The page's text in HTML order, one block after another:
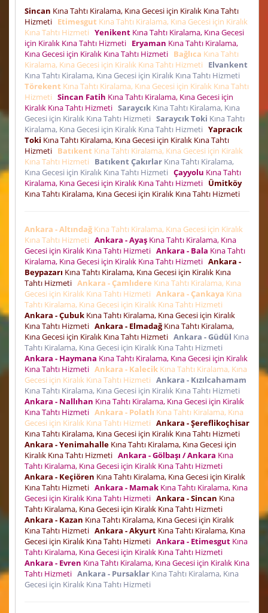
Sincan Kına Tahtı Kiralama, Kına Gecesi için Kiralık Kına Tahtı
Hizmeti Etimesgut Kına Tahtı Kiralama, Kına Gecesi için Kiralık
Kına Tahtı Hizmeti Yenikent Kına Tahtı Kiralama, Kına Gecesi
için Kiralık Kına Tahtı Hizmeti Eryaman Kına Tahtı Kiralama,
Kına Gecesi için Kiralık Kına Tahtı Hizmeti Bağlıca Kına Tahtı
Kiralama, Kına Gecesi için Kiralık Kına Tahtı Hizmeti
Elvankent
Kına Tahtı Kiralama, Kına Gecesi için Kiralık Kına Tahtı Hizmeti
Törekent Kına Tahtı Kiralama, Kına Gecesi için Kiralık Kına Tahtı
Hizmeti Sincan Fatih Kına Tahtı Kiralama, Kına Gecesi için
Kiralık Kına Tahtı Hizmeti Saraycık Kına Tahtı Kiralama, Kına
Gecesi için Kiralık Kına Tahtı Hizmeti Saraycık Toki Kına Tahtı
Kiralama, Kına Gecesi için Kiralık Kına Tahtı Hizmeti Yapracık
Toki Kına Tahtı Kiralama, Kına Gecesi için Kiralık Kına Tahtı
Hizmeti Batıkent Kına Tahtı Kiralama, Kına Gecesi için Kiralık
Kına Tahtı Hizmeti
Batıkent Çakırlar Kına Tahtı Kiralama,
Kına Gecesi için Kiralık Kına Tahtı Hizmeti Çayyolu Kına Tahtı
Kiralama, Kına Gecesi için Kiralık Kına Tahtı Hizmeti Ümitköy
Kına Tahtı Kiralama, Kına Gecesi için Kiralık Kına Tahtı Hizmeti
Ankara - Altındağ Kına Tahtı Kiralama, Kına Gecesi için Kiralık
Kına Tahtı Hizmeti Ankara - Ayaş Kına Tahtı Kiralama, Kına
Gecesi için Kiralık Kına Tahtı Hizmeti Ankara - Bala Kına Tahtı
Kiralama, Kına Gecesi için Kiralık Kına Tahtı Hizmeti Ankara -
Beypazarı Kına Tahtı Kiralama, Kına Gecesi için Kiralık Kına
Tahtı Hizmeti Ankara - Çamlıdere Kına Tahtı Kiralama, Kına
Gecesi için Kiralık Kına Tahtı Hizmeti Ankara - Çankaya Kına
Tahtı Kiralama, Kına Gecesi için Kiralık Kına Tahtı Hizmeti
Ankara - Çubuk Kına Tahtı Kiralama, Kına Gecesi için Kiralık
Kına Tahtı Hizmeti Ankara - ElmadağKına Tahtı Kiralama,
Kına Gecesi için Kiralık Kına Tahtı Hizmeti Ankara - Güdül Kına
Tahtı Kiralama, Kına Gecesi için Kiralık Kına Tahtı Hizmeti
Ankara - Haymana Kına Tahtı Kiralama, Kına Gecesi için Kiralık
Kına Tahtı Hizmeti Ankara - Kalecik Kına Tahtı Kiralama, Kına
Gecesi için Kiralık Kına Tahtı Hizmeti Ankara - Kızılcahamam
Kına Tahtı Kiralama, Kına Gecesi için Kiralık Kına Tahtı Hizmeti
Ankara - Nallıhan Kına Tahtı Kiralama, Kına Gecesi için Kiralık
Kına Tahtı Hizmeti Ankara - Polatlı Kına Tahtı Kiralama, Kına
Gecesi için Kiralık Kına Tahtı Hizmeti Ankara - Şereflikoçhisar
Kına Tahtı Kiralama, Kına Gecesi için Kiralık Kına Tahtı Hizmeti
Ankara - Yenimahalle Kına Tahtı Kiralama, Kına Gecesi için
Kiralık Kına Tahtı Hizmeti Ankara - Gölbaşı / Ankara Kına
Tahtı Kiralama, Kına Gecesi için Kiralık Kına Tahtı Hizmeti
Ankara - Keçiören Kına Tahtı Kiralama, Kına Gecesi için Kiralık
Kına Tahtı Hizmeti Ankara - Mamak Kına Tahtı Kiralama, Kına
Gecesi için Kiralık Kına Tahtı Hizmeti Ankara - Sincan Kına
Tahtı Kiralama, Kına Gecesi için Kiralık Kına Tahtı Hizmeti
Ankara - Kazan Kına Tahtı Kiralama, Kına Gecesi için Kiralık
Kına Tahtı Hizmeti Ankara - Akyurt Kına Tahtı Kiralama, Kına
Gecesi için Kiralık Kına Tahtı Hizmeti Ankara - Etimesgut Kına
Tahtı Kiralama, Kına Gecesi için Kiralık Kına Tahtı Hizmeti
Ankara - Evren Kına Tahtı Kiralama, Kına Gecesi için Kiralık Kına
Tahtı Hizmeti Ankara - Pursaklar Kına Tahtı Kiralama, Kına
Gecesi için Kiralık Kına Tahtı Hizmeti